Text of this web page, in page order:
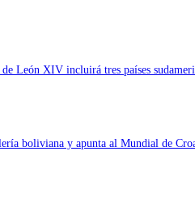
León XIV incluirá tres países
boliviana y apunta al Mundial de